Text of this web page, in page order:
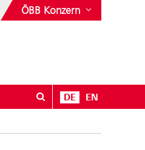
ÖBB Konzern
DE EN